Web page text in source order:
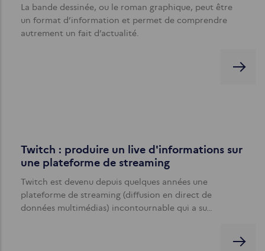
La bande dessinée, ou le roman graphique, peut être
un format d’information et permet de comprendre
autrement un fait d’actualité.
Twitch : produire un live d'informations sur
une plateforme de streaming
Twitch est devenu depuis quelques années une
plateforme de streaming (diffusion en direct de
données multimédias) incontournable qui a su…